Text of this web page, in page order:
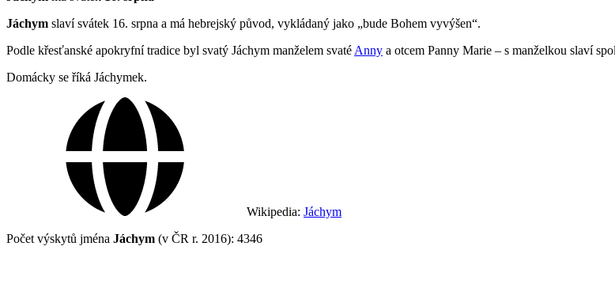
Jáchym slaví svátek 16. srpna a má hebrejský původ, vykládaný jako „bude Bohem vyvýšen“.
Podle křesťanské apokryfní tradice byl svatý Jáchym manželem svaté Anny a otcem Panny Marie – s manželkou slaví
Domácky se říká Jáchymek.
Wikipedia: Jáchym
Počet výskytů jména Jáchym (v ČR r. 2016): 4346